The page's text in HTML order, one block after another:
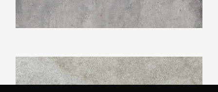
Ariostea Ultra Pietre Azul Bateig Limestone